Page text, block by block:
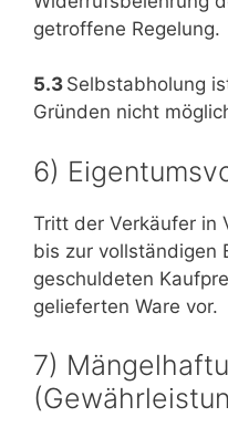
getroffene Regelung.
5.3 Selbstabholung
Gründen nicht
6)
Tritt der Verkäufer in
bis zur vollständigen
geschuldeten
gelieferten Ware vor.
7)